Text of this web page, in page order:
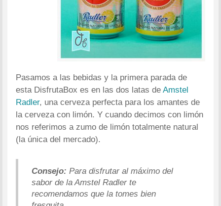
Pasamos a las bebidas y la primera parada de
esta DisfrutaBox es en las dos latas de Amstel
Radler, una cerveza perfecta para los amantes de
la cerveza con limón. Y cuando decimos con limón
nos referimos a zumo de limón totalmente natural
(la única del mercado).
Consejo: Para disfrutar al máximo del
sabor de la Amstel Radler te
recomendamos que la tomes bien